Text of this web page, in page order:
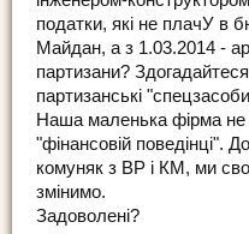
податки, які не плачУ в
Майдан, а з 1.03.2014 -
партизани?
партизанські
Наша маленька фірма не
"фінансовій поведінці".
комуняк з ВР і КМ, ми
змінимо.
Задоволені?